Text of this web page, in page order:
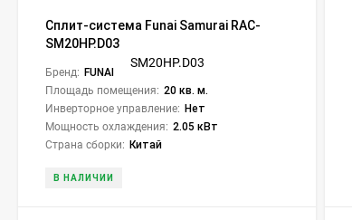
Сплит-система Funai Samurai RAC-
SM20HP.D03
Бренд: FUNAI
Площадь помещения: 20 кв. м.
Инверторное управление: Нет
Мощность охлаждения: 2.05 кВт
Страна сборки: Китай
В НАЛИЧИИ